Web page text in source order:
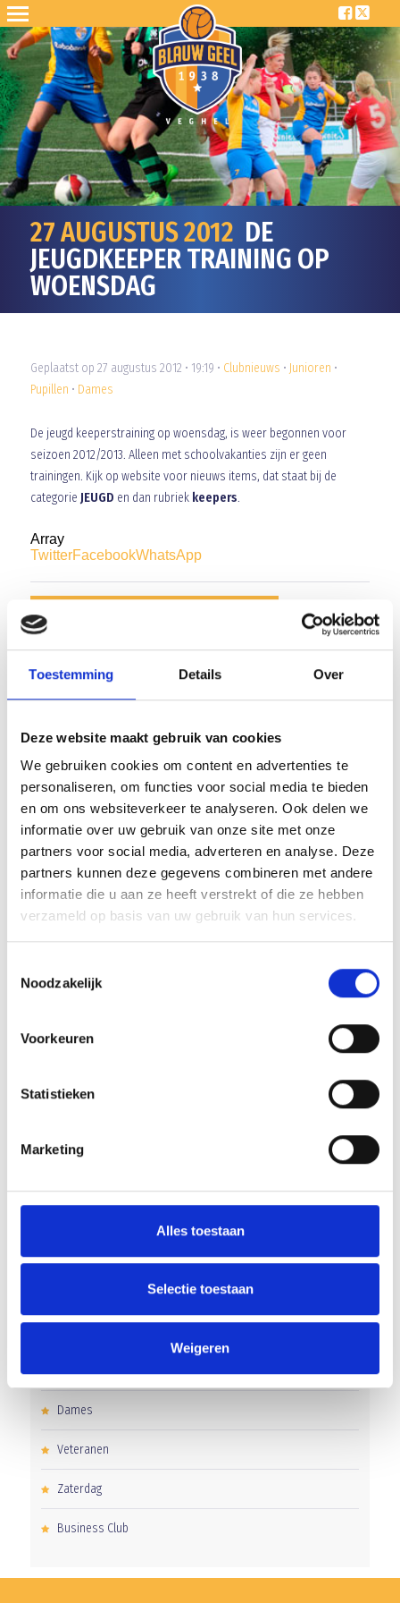
Toestemming Details Over
Deze website maakt gebruik van cookies
We gebruiken cookies om content en advertenties te
personaliseren, om functies voor social media te bieden
en om ons websiteverkeer te analyseren. Ook delen we
informatie over uw gebruik van onze site met onze
partners voor social media, adverteren en analyse. Deze
partners kunnen deze gegevens combineren met andere
informatie die u aan ze heeft verstrekt of die ze hebben
verzameld op basis van uw gebruik van hun services.
Noodzakelijk
Voorkeuren
Statistieken
Marketing
Alles toestaan
Selectie toestaan
Weigeren
27 AUGUSTUS 2012 DE
JEUGDKEEPER TRAINING OP
WOENSDAG
Geplaatst op 27 augustus 2012 • 19:19 • Clubnieuws • Junioren •
Pupillen • Dames
De jeugd keeperstraining op woensdag, is weer begonnen voor
seizoen 2012/2013. Alleen met schoolvakanties zijn er geen
trainingen. Kijk op website voor nieuws items, dat staat bij de
categorie JEUGD en dan rubriek keepers.
Array
TwitterFacebookWhatsApp
team
AANMELDEN LID
RECENT NIEUWS
Overwinning op Mierlo Hout
CATEGORIEËN
Pupillen
Dames
Veteranen
Zaterdag
Business Club